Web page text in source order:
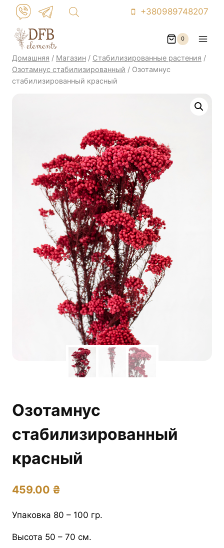
Перейти
контенту
+380989748207
0
Домашняя / Магазин / Стабилизированные растения /
Озотамнус cтабилизированный / Озотамнус
стабилизированный красный
Озотамнус
стабилизированный
красный
459.00 ₴
Упаковка 80 – 100 гр.
Высота 50 – 70 см.